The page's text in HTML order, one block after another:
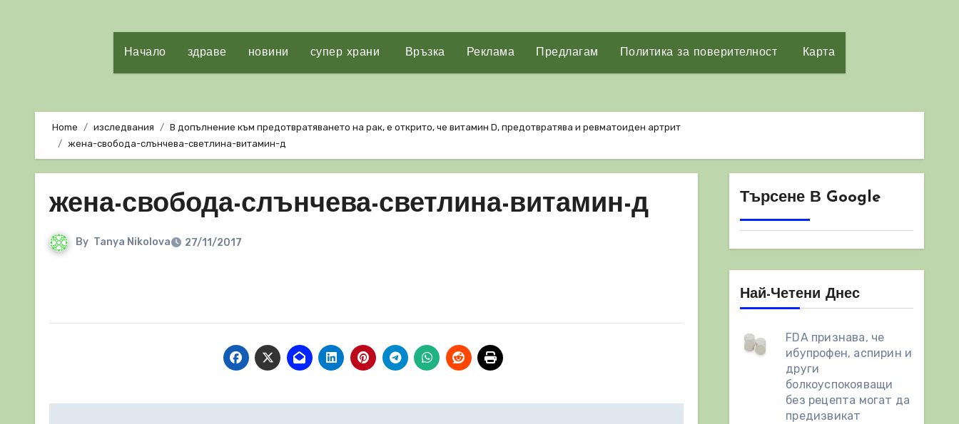
Начало здраве новини супер храни Връзка Реклама Предлагам Политика за поверителност Карта
Home изследвания
В допълнение към предотвратяването на рак, е открито, че витамин D, предотвратява и ревматоиден артрит
жена-свобода-слънчева-светлина-витамин-д
жена-свобода-слънчева-светлина-витамин-д
By Tanya Nikolova 27/11/2017
Търсене В Google
Най-Четени Днес
FDA признава, че
ибупрофен, аспирин и
други
болкоуспокояващи
без рецепта могат да
предизвикат